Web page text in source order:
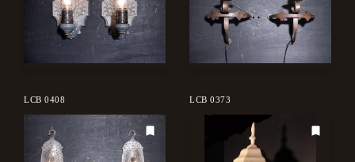
LCB 0408 LCB 0373